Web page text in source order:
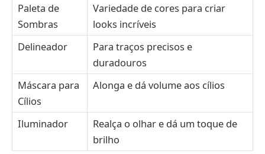
Paleta de
Sombras
Variedade de cores para criar
looks incríveis
Delineador
Para traços precisos e
duradouros
Máscara para
Cílios
Alonga e dá volume aos cílios
Iluminador
Realça o olhar e dá um toque de
brilho